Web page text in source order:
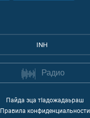
INH
Радио
Пайда эца тIадожадаьраш
Правила конфиденциальности